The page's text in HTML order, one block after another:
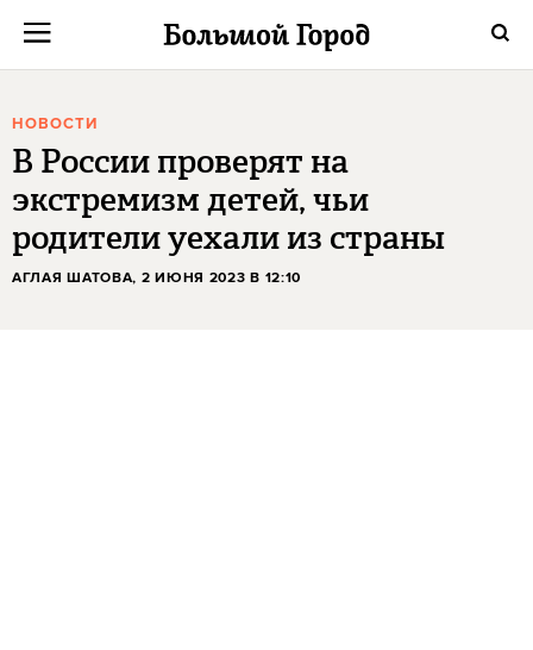
НОВОСТИ
В России проверят на
экстремизм детей, чьи
родители уехали из страны
АГЛАЯ ШАТОВА, 2 ИЮНЯ 2023 В 12:10